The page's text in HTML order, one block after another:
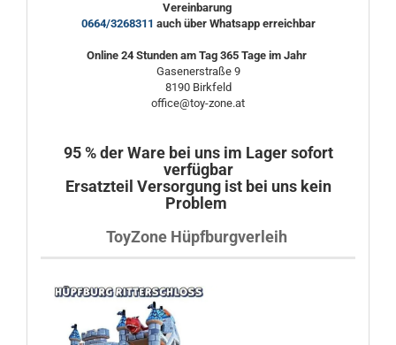
Vereinbarung
0664/3268311 auch über Whatsapp erreichbar
Online 24 Stunden am Tag 365 Tage im Jahr
Gasenerstraße 9
8190 Birkfeld
office@toy-zone.at
95 % der Ware bei uns im Lager sofort
verfügbar
Ersatzteil Versorgung ist bei uns kein
Problem
ToyZone Hüpfburgverleih